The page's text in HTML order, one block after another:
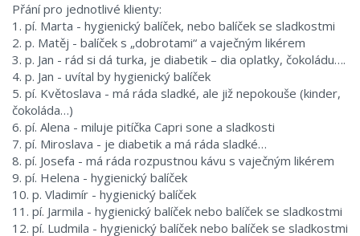
Přání pro jednotlivé klienty:
1. pí. Marta - hygienický balíček, nebo balíček se sladkostmi
2. p. Matěj - balíček s „dobrotami“ a vaječným likérem
3. p. Jan - rád si dá turka, je diabetik – dia oplatky, čokoládu….
4. p. Jan - uvítal by hygienický balíček
5. pí. Květoslava - má ráda sladké, ale již nepokouše (kinder,
čokoláda…)
6. pí. Alena - miluje pitíčka Capri sone a sladkosti
7. pí. Miroslava - je diabetik a má ráda sladké…
8. pí. Josefa - má ráda rozpustnou kávu s vaječným likérem
9. pí. Helena - hygienický balíček
10. p. Vladimír - hygienický balíček
11. pí. Jarmila - hygienický balíček nebo balíček se sladkostmi
12. pí. Ludmila - hygienický balíček nebo balíček se sladkostmi